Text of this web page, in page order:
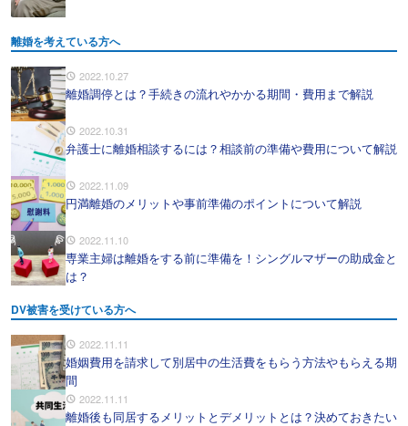
離婚を考えている方へ
2022.10.27
離婚調停とは？手続きの流れやかかる期間・費用まで解説
2022.10.31
弁護士に離婚相談するには？相談前の準備や費用について解説
2022.11.09
円満離婚のメリットや事前準備のポイントについて解説
2022.11.10
専業主婦は離婚をする前に準備を！シングルマザーの助成金と
は？
DV被害を受けている方へ
2022.11.11
婚姻費用を請求して別居中の生活費をもらう方法やもらえる期
間
2022.11.11
離婚後も同居するメリットとデメリットとは？決めておきたい